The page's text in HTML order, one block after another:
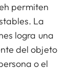
permiten
La
logra una
del objeto
o el